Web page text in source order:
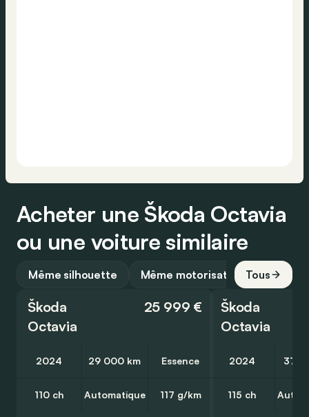
Acheter une Škoda Octavia
ou une voiture similaire
Même silhouette Même motorisation Tous
Škoda
Octavia
25 999 €
2024 29 000 km Essence
110 ch Automatique 117 g/km
Škoda
Octavia
2024 37
115 ch